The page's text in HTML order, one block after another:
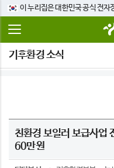
이 누리집은 대한민국 공식 전자
기후환경 소식
친환경 보일러 보급사업
60만원